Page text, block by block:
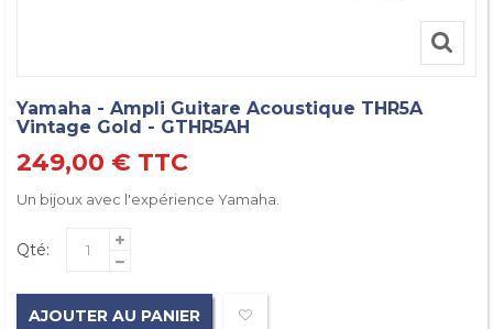
Yamaha - Ampli Guitare Acoustique THR5A
Vintage Gold - GTHR5AH
249,00 € TTC
Un bijoux avec l'expérience Yamaha.
Qté:
AJOUTER AU PANIER